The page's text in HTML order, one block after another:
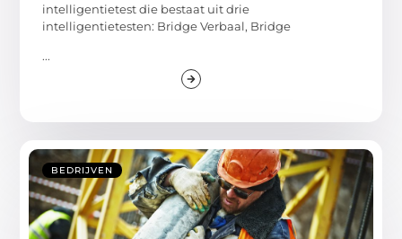
intelligentietest die bestaat uit drie
intelligentietesten: Bridge Verbaal, Bridge
...
BEDRIJVEN